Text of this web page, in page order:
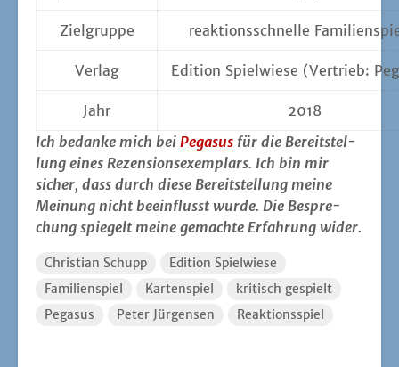
Ziel­grup­pe reak­ti­ons­schnel­le
Ver­lag Edi­ti­on Spiel­wie­se (Ver­trieb:
Jahr
2018
Ich bedan­ke mich bei Pega­sus für die Bereit­stel­
lung eines Rezen­si­ons­exem­plars. Ich bin mir
sicher, dass durch die­se Bereit­stel­lung mei­ne
Mei­nung nicht beein­flusst wur­de. Die Bespre­
chung spie­gelt mei­ne gemach­te Erfah­rung wider.
Christian Schupp
Edition Spielwiese
Familienspiel
Kartenspiel
kritisch gespielt
Pegasus
Peter Jürgensen Reaktionsspiel